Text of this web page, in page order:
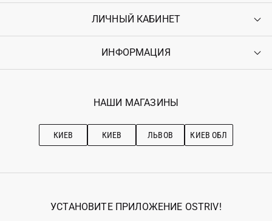
Контакты
Возврат
Гарантия
ЛИЧНЫЙ КАБИНЕТ
Войти
Ostriv Club+
ИНФОРМАЦИЯ
Наши магазини
Рекомендации по уходу
НАШИ МАГАЗИНЫ
КИЕВ КИЕВ ЛЬВОВ КИЕВ ОБЛ
УСТАНОВИТЕ ПРИЛОЖЕНИЕ OSTRIV!